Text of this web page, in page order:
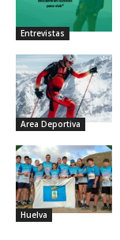
Entrevistas
Area Deportiva
Huelva